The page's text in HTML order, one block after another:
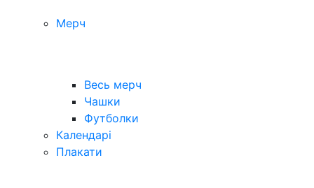
Мерч
Весь мерч
Чашки
Футболки
Календарі
Плакати